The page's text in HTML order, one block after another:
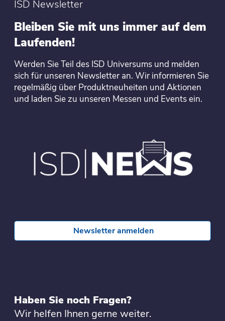
ISD Newsletter
Bleiben Sie mit uns immer auf dem
Laufenden!
Werden Sie Teil des ISD Universums und melden
sich für unseren Newsletter an. Wir informieren Sie
regelmäßig über Produktneuheiten und Aktionen
und laden Sie zu unseren Messen und Events ein.
Newsletter anmelden
Haben Sie noch Fragen?
Wir helfen Ihnen gerne weiter.